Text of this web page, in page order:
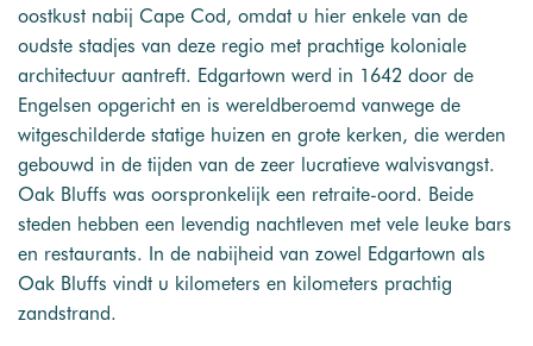
oostkust nabij Cape Cod, omdat u hier enkele van de
oudste stadjes van deze regio met prachtige koloniale
architectuur aantreft. Edgartown werd in 1642 door de
Engelsen opgericht en is wereldberoemd vanwege de
witgeschilderde statige huizen en grote kerken, die werden
gebouwd in de tijden van de zeer lucratieve walvisvangst.
Oak Bluffs was oorspronkelijk een retraite-oord. Beide
steden hebben een levendig nachtleven met vele leuke bars
en restaurants. In de nabijheid van zowel Edgartown als
Oak Bluffs vindt u kilometers en kilometers prachtig
zandstrand.